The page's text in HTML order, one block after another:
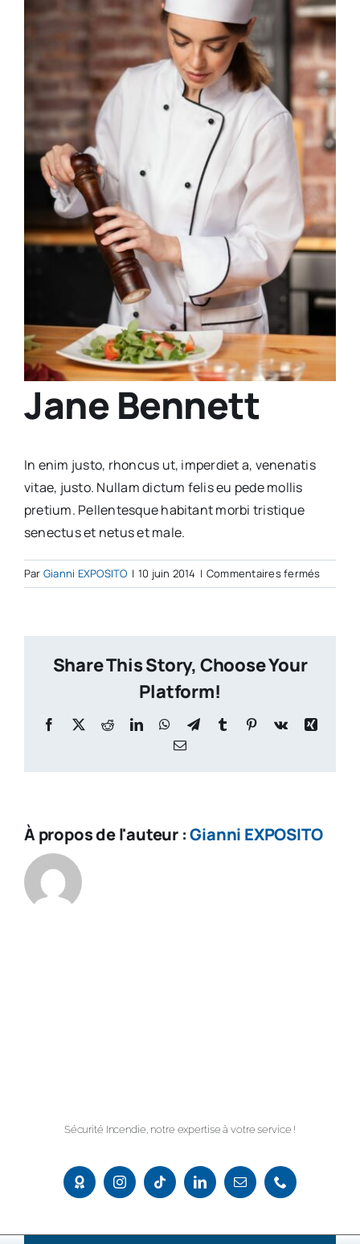
Jane Bennett
In enim justo, rhoncus ut, imperdiet a, venenatis
vitae, justo. Nullam dictum felis eu pede mollis
pretium. Pellentesque habitant morbi tristique
senectus et netus et male.
Par Gianni EXPOSITO | 10 juin 2014 | Commentaires ferméssur
Jane
Share This Story, Choose Your
Platform!
Facebook
X RedditLinkedInWhatsApp
TelegramTumblr Pinterest
Vk
Xing
Email
À propos de l'auteur :Gianni EXPOSITO
Sécurité Incendie, notre expertise à votre service !